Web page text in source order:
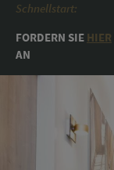
Schnellstart:
FORDERN SIE HIER
AN